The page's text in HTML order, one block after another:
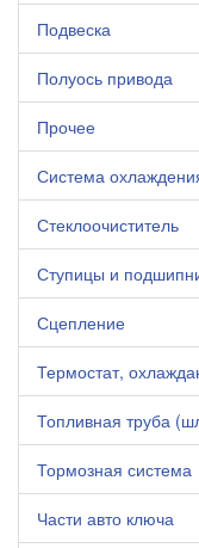
Подвеска
Полуось привода
Прочее
Система
Стеклоочиститель
Ступицы и
Сцепление
Термостат,
Топливная труба
Тормозная система
Части авто ключа